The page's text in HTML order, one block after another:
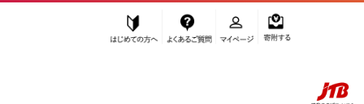
ふるぽ JTBのふるさと納税サイト